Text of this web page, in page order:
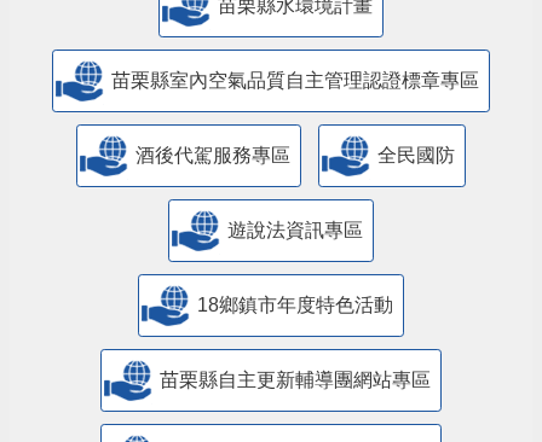
苗栗縣水環境計畫
苗栗縣室內空氣品質自主管理認證標章專區
酒後代駕服務專區 全民國防
遊說法資訊專區
18鄉鎮市年度特色活動
苗栗縣自主更新輔導團網站專區